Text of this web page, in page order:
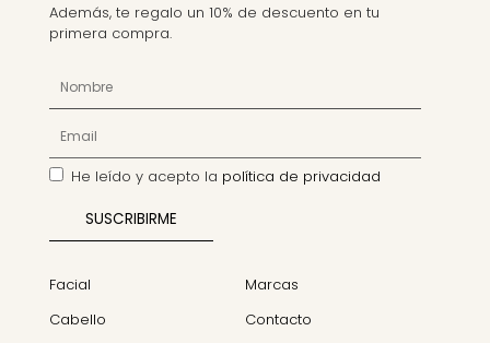
Además, te regalo un 10% de descuento en tu
primera compra.
He leído y acepto la política de privacidad
Facial
Cabello
Marcas
Contacto